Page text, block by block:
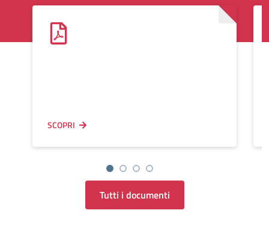
SCOPRI
Tutti i documenti